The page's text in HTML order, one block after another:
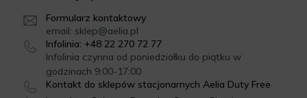
Formularz kontaktowy
email: sklep@aelia.pl
Infolinia: +48 22 270 72 77
Infolinia czynna od poniedziałku do piątku w
godzinach 9:00-17:00
Kontakt do sklepów stacjonarnych Aelia Duty Free